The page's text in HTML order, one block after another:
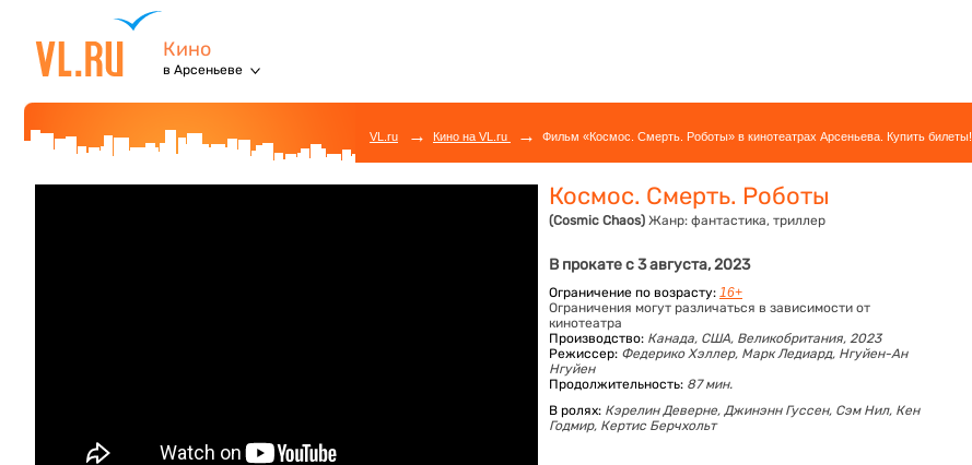
Кино
в Арсеньеве
VL.ru → Кино на VL.ru → Фильм «Космос. Смерть. Роботы» в кинотеатрах Арсеньева. Купить билеты!
Космос. Смерть. Роботы
(Cosmic Chaos) Жанр: фантастика, триллер
В прокате с 3 августа, 2023
Ограничение по возрасту: 16+
Ограничения могут различаться в зависимости от
кинотеатра
Производство: Канада, США, Великобритания, 2023
Режиссер: Федерико Хэллер, Марк Ледиард, Нгуйен-Ан
Нгуйен
Продолжительность: 87 мин.
В ролях: Кэрелин Деверне, Джинэнн Гуссен, Сэм Нил, Кен
Годмир, Кертис Берчхольт